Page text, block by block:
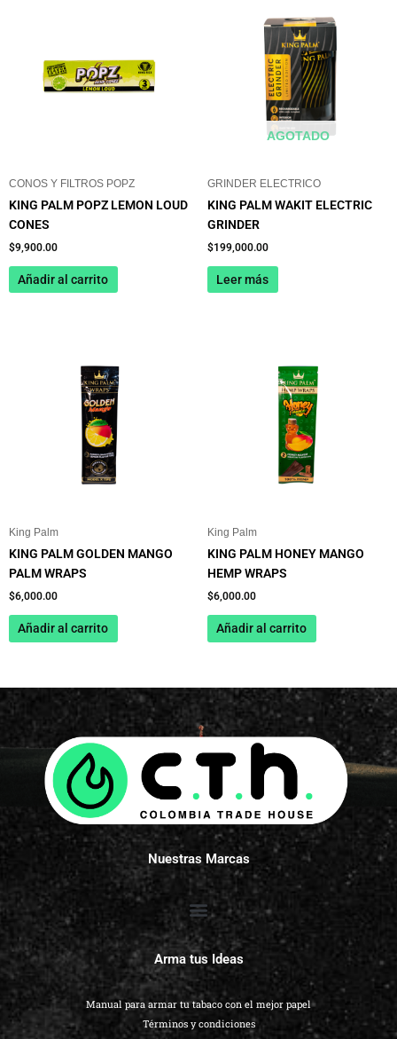
CONOS Y FILTROS POPZ
KING PALM POPZ LEMON LOUD
CONES
$9,900.00
Añadir al carrito
AGOTADO
GRINDER ELECTRICO
KING PALM WAKIT ELECTRIC
GRINDER
$199,000.00
Leer más
King Palm
KING PALM GOLDEN MANGO
PALM WRAPS
$6,000.00
Añadir al carrito
King Palm
KING PALM HONEY MANGO
HEMP WRAPS
$6,000.00
Añadir al carrito
Nuestras Marcas
Arma tus Ideas
Manual para armar tu tabaco con el mejor papel
Términos y condiciones